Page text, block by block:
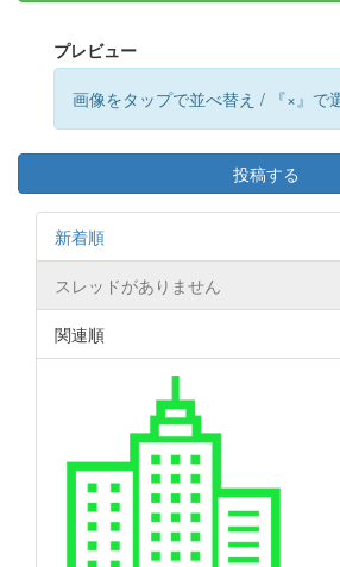
プレビュー
画像をタップで並べ替え / 『×』で
投稿する
新着順
スレッドがありません
関連順